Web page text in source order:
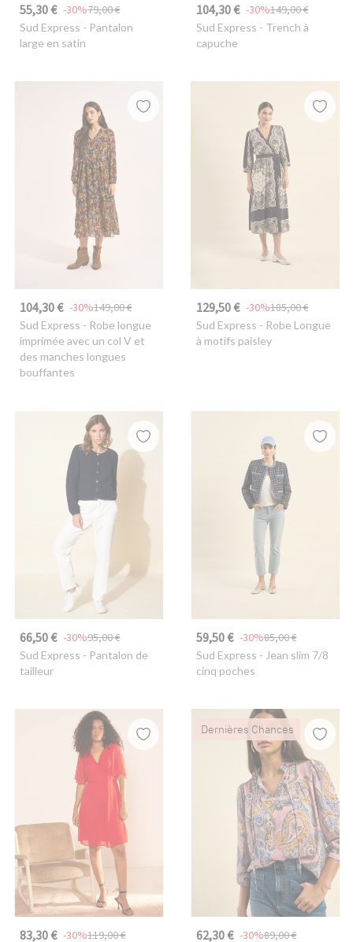
55,30 € 79,00 €
-30%
Sud Express - Pantalon
large en satin
104,30 € 149,00 €
-30%
Sud Express - Trench à
capuche
104,30 € 149,00 €
-30%
Sud Express - Robe longue
imprimée avec un col V et
des manches longues
bouffantes
129,50 € 185,00 €
-30%
Sud Express - Robe Longue
à motifs paisley
66,50 € 95,00 €
-30%
Sud Express - Pantalon de
tailleur
59,50 € 85,00 €
-30%
Sud Express - Jean slim 7/8
cinq poches
83,30 € 119,00 €
-30%
Dernières Chances
62,30 € 89,00 €
-30%